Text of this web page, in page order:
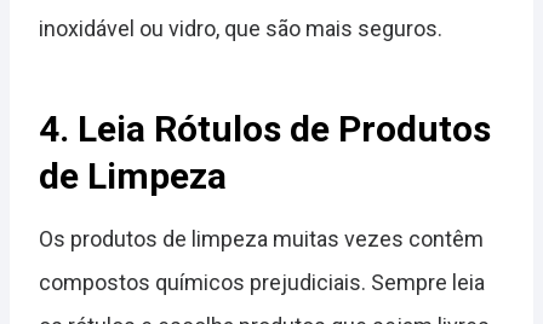
inoxidável ou vidro, que são mais seguros.
4. Leia Rótulos de Produtos
de Limpeza
Os produtos de limpeza muitas vezes contêm
compostos químicos prejudiciais. Sempre leia